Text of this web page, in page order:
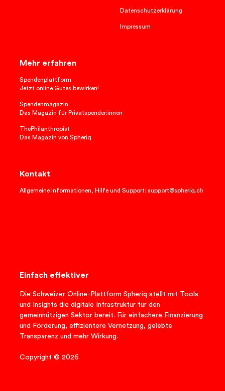
Datenschutzerklärung
Impressum
Mehr erfahren
Spendenplattform
Jetzt online Gutes bewirken!
Spendenmagazin
Das Magazin für Privatspender:innen
ThePhilanthropist
Das Magazin von Spheriq
Kontakt
Allgemeine Informationen, Hilfe und Support: support@spheriq.ch
Einfach effektiver
Die Schweizer Online-Plattform Spheriq stellt mit Tools
und Insights die digitale Infrastruktur für den
gemeinnützigen Sektor bereit. Für einfachere Finanzierung
und Förderung, effizientere Vernetzung, gelebte
Transparenz und mehr Wirkung.
Copyright © 2026